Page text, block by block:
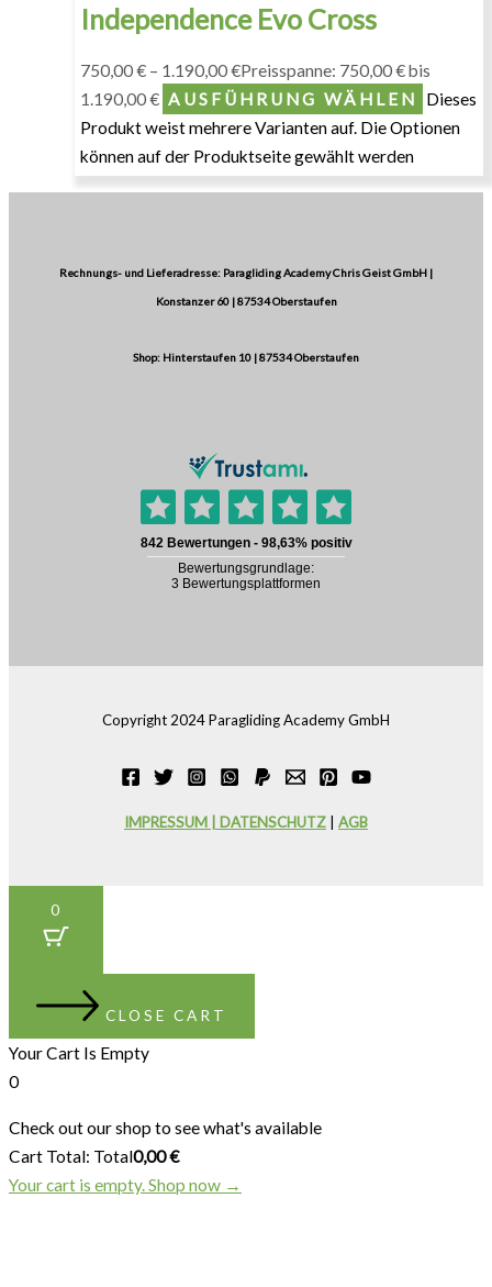
Independence Evo Cross
750,00€ – 1.190,00€Preisspanne: 750,00 € bis
1.190,00 € AUSFÜHRUNG WÄHLEN
Dieses
Produkt weist mehrere Varianten auf. Die Optionen
können auf der Produktseite gewählt werden
Rechnungs- und Lieferadresse: Paragliding Academy Chris Geist GmbH |
Konstanzer 60 | 87534 Oberstaufen
Shop: Hinterstaufen 10 | 87534 Oberstaufen
Copyright 2024 Paragliding Academy GmbH
IMPRESSUM | DATENSCHUTZ AGB
0
CLOSE CART
Your Cart Is Empty
0
Check out our shop to see what's available
Cart Total: Total0,00€
Your cart is empty. Shop now →